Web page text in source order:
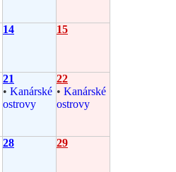
14 15
21
• Kanárské
ostrovy
22
• Kanárské
ostrovy
28 29